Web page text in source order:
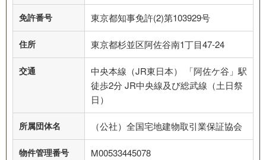
免許番号 東京都知事免許(2)第103929号
住所 東京都杉並区阿佐谷南1丁目47-24
交通
中央本線（JR東日本） 「阿佐ケ谷」駅
徒歩2分 JR中央線及び総武線（土日祭
日）
所属団体名 （公社）全国宅地建物取引業保証協会
物件管理番号 M00533445078